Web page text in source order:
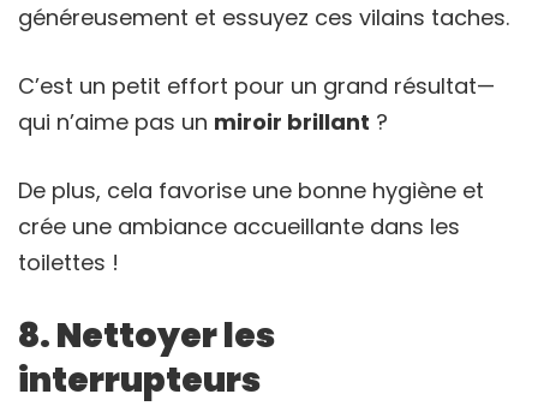
généreusement et essuyez ces vilains taches.
C’est un petit effort pour un grand résultat—
qui n’aime pas un miroir brillant ?
De plus, cela favorise une bonne hygiène et
crée une ambiance accueillante dans les
toilettes !
8. Nettoyer les
interrupteurs